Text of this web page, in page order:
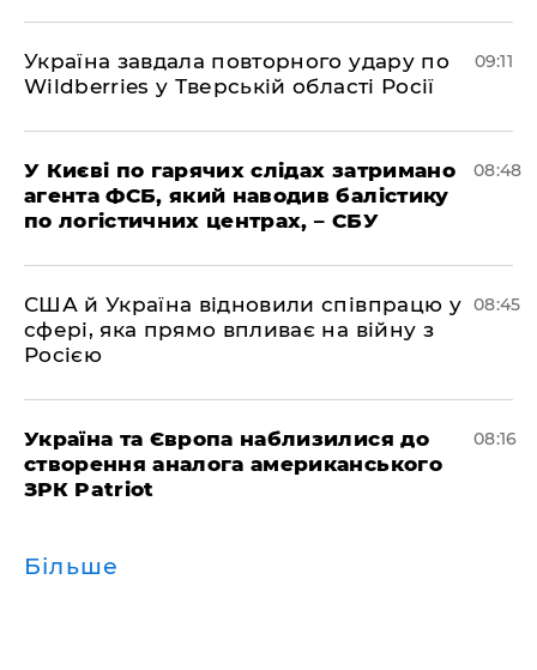
Україна завдала повторного удару по
Wildberries у Тверській області Росії
09:11
У Києві по гарячих слідах затримано
агента ФСБ, який наводив балістику
по логістичних центрах, – СБУ
08:48
США й Україна відновили співпрацю у
сфері, яка прямо впливає на війну з
Росією
08:45
Україна та Європа наблизилися до
створення аналога американського
ЗРК Patriot
08:16
Більше